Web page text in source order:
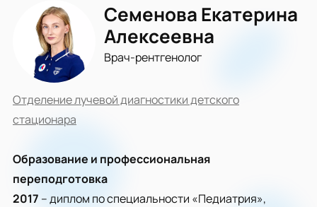
Семенова Екатерина
Алексеевна
Врач-рентгенолог
Отделение лучевой диагностики детского
стационара
Образование и профессиональная
переподготовка
2017 – диплом по специальности «Педиатрия»,